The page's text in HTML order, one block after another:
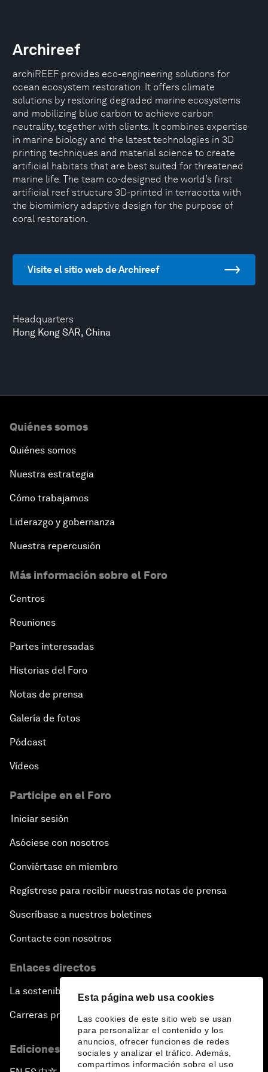
Esta página web usa cookies
Las cookies de este sitio web se usan
para personalizar el contenido y los
anuncios, ofrecer funciones de redes
sociales y analizar el tráfico. Además,
compartimos información sobre el uso
Headquarters
Hong Kong SAR, China
Archireef
archiREEF provides eco-engineering solutions for
ocean ecosystem restoration. It offers climate
solutions by restoring degraded marine ecosystems
and mobilizing blue carbon to achieve carbon
neutrality, together with clients. It combines expertise
in marine biology and the latest technologies in 3D
printing techniques and material science to create
artificial habitats that are best suited for threatened
marine life. The team co-designed the world’s first
artificial reef structure 3D-printed in terracotta with
the biomimicry adaptive design for the purpose of
coral restoration.​
Visite el sitio web de Archireef
Quiénes somos
Quiénes somos
Nuestra estrategia
Cómo trabajamos
Liderazgo y gobernanza
Nuestra repercusión
Más información sobre el Foro
Centros
Reuniones
Partes interesadas
Historias del Foro
Notas de prensa
Galería de fotos
Pódcast
Vídeos
Participe en el Foro
Iniciar sesión
Asóciese con nosotros
Conviértase en miembro
Regístrese para recibir nuestras notas de prensa
Suscríbase a nuestros boletines
Contacte con nosotros
Enlaces directos
La sostenibilidad en el Foro
Carreras profesionales
Ediciones en otros idiomas